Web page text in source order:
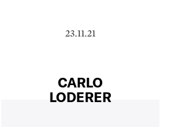
23.11.21
CARLO
LODERER